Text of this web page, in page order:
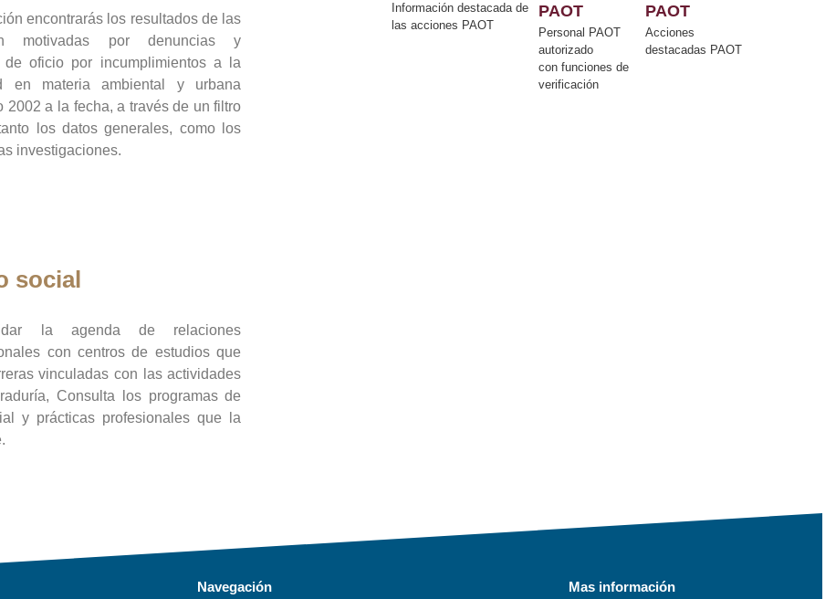
encontrarás los resultados de las
motivadas por denuncias y
de oficio por incumplimientos a la
en materia ambiental y urbana
2002 a la fecha, a través de un filtro
los datos generales, como los
investigaciones.
social
la agenda de relaciones
con centros de estudios que
vinculadas con las actividades
Consulta los programas de
y prácticas profesionales que la
Información destacada de
las acciones PAOT
PAOT
Personal PAOT
autorizado
con funciones de
verificación
PAOT
Acciones
destacadas PAOT
Navegación Mas información